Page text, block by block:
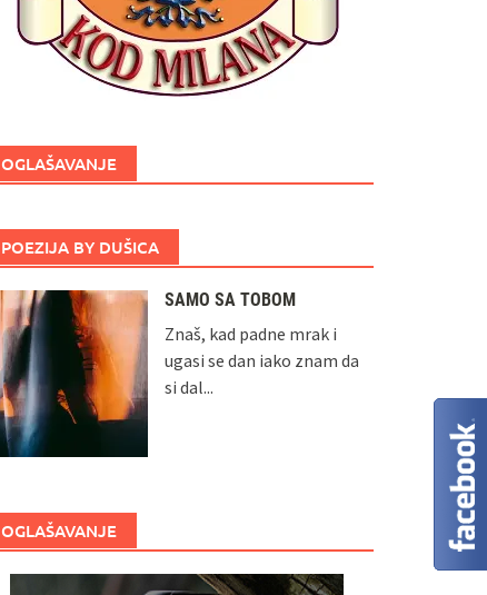
OGLAŠAVANJE
POEZIJA BY DUŠICA
SAMO SA TOBOM
Znaš, kad padne mrak i
ugasi se dan iako znam da
si dal...
OGLAŠAVANJE